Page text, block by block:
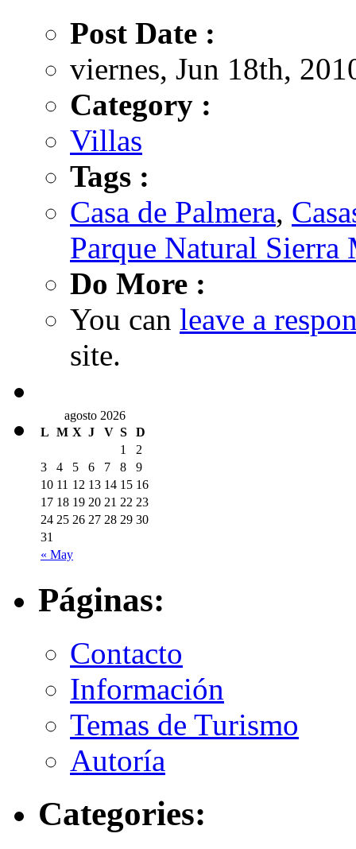
Post Date :
viernes, Jun 18th,
Category :
Villas
Tags :
Casa de Palmera,
Parque Natural Sierra
Do More :
You can leave a
site.
agosto 2026
L M X J V S D
« May
1
2
3
4 5 6 7 8
9
10 11 12 13 14 15 16
17 18 19 20 21 22 23
24 25 26 27 28 29 30
31
Páginas:
Contacto
Información
Temas de Turismo
Autoría
Categories: